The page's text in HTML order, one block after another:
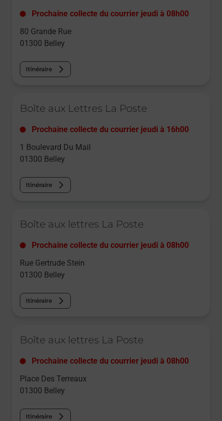
Prochaine collecte du courrier jeudi à 08h00
80 Grande Rue
01300 Belley
Itinéraire
Boîte aux Lettres La Poste
Prochaine collecte du courrier jeudi à 16h00
1 Boulevard Du Mail
01300 Belley
Itinéraire
Boîte aux lettres La Poste
Prochaine collecte du courrier jeudi à 08h00
Rue Gertrude Stein
01300 Belley
Itinéraire
Boîte aux lettres La Poste
Prochaine collecte du courrier jeudi à 08h00
Place Des Terreaux
01300 Belley
Itinéraire